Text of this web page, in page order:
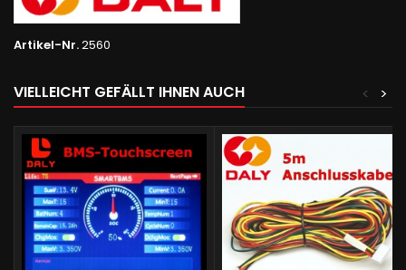
Artikel-Nr.2560
VIELLEICHT GEFÄLLT IHNEN AUCH >
<